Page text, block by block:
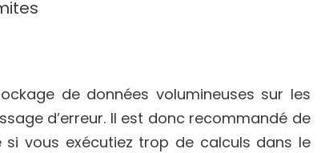
de données volumineuses sur les
d’erreur. Il est donc recommandé de
vous exécutiez trop de calculs dans le